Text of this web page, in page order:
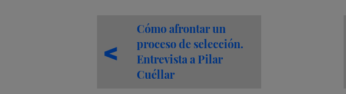
Cómo afrontar un
proceso de selección.
Entrevista a Pilar
Cuéllar